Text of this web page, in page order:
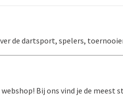
de dartsport, spelers,
Bij ons vind je de